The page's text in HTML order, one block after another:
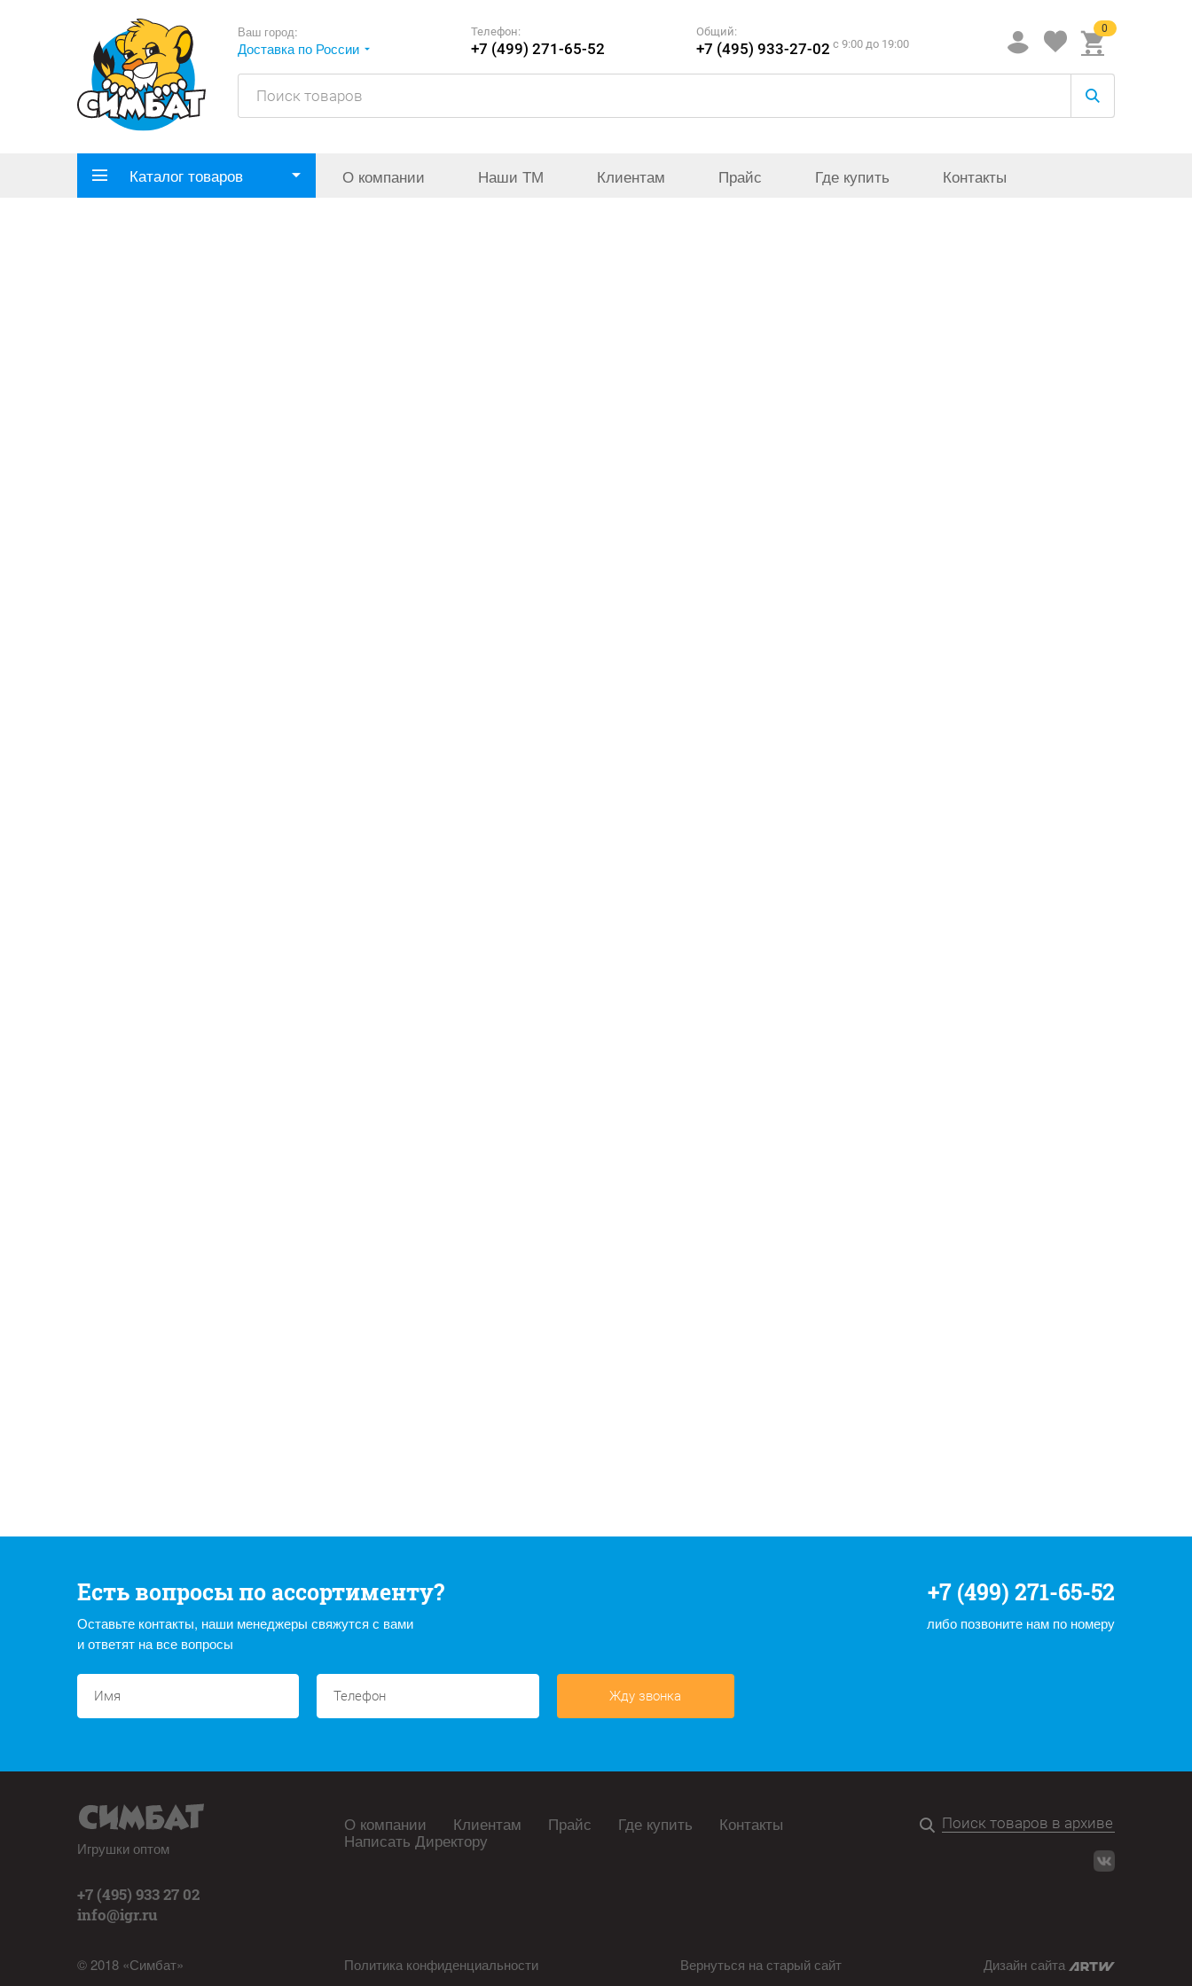
Ваш город:
Доставка по России
Телефон:
+7 (499) 271-65-52
Общий:
+7 (495) 933-27-02 c 9:00 до 19:00
0
Каталог товаров О компании Наши ТМ Клиентам Прайс Где купить Контакты
Есть вопросы по ассортименту?
Оставьте контакты, наши менеджеры свяжутся с вами
и ответят на все вопросы
+7 (499) 271-65-52
либо позвоните нам по номеру
Жду звонка
Игрушки оптом
+7 (495) 933 27 02
info@igr.ru
© 2018 «Симбат»
О компании Клиентам Прайс Где купить Контакты
Написать Директору
Политика конфиденциальности Вернуться на старый сайт Дизайн сайта